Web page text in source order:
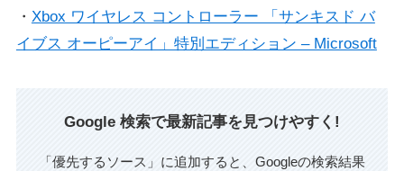
・ Xbox ワイヤレス コントローラー 「サンキスド バ
イブス オーピーアイ」特別エディション – Microsoft
Google 検索で最新記事を見つけやすく!
「優先するソース」に追加すると、Googleの検索結果